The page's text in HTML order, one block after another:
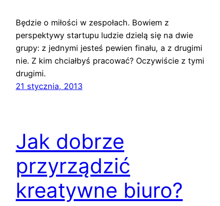
Będzie o miłości w zespołach. Bowiem z
perspektywy startupu ludzie dzielą się na dwie
grupy: z jednymi jesteś pewien finału, a z drugimi
nie. Z kim chciałbyś pracować? Oczywiście z tymi
drugimi.
21 stycznia, 2013
Jak dobrze
przyrządzić
kreatywne biuro?